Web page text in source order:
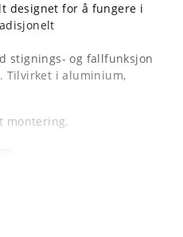
designet for å fungere i
stignings- og fallfunksjon
Tilvirket i aluminium,
montering.